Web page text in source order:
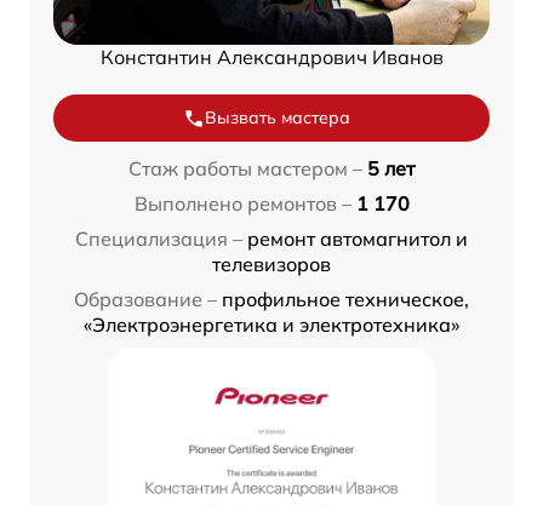
Константин Александрович Иванов
Вызвать мастера
Стаж работы мастером – 5 лет
Выполнено ремонтов – 1 170
Специализация – ремонт автомагнитол и
телевизоров
Образование – профильное техническое,
«Электроэнергетика и электротехника»